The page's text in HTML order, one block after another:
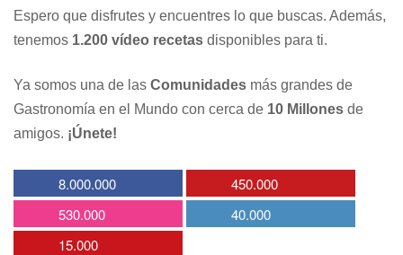
Espero que disfrutes y encuentres lo que buscas. Además,
tenemos 1.200 vídeo recetas disponibles para ti.
Ya somos una de las Comunidades más grandes de
Gastronomía en el Mundo con cerca de 10 Millones de
amigos. ¡Únete!
8.000.000
450.000
530.000
40.000
15.000